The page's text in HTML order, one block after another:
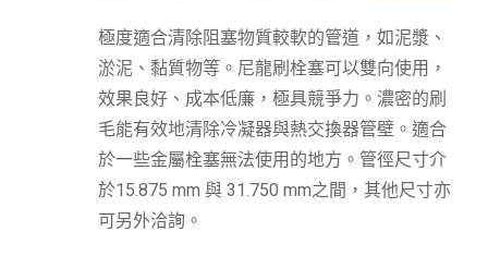
極度適合清除阻塞物質較軟的管道，如泥漿、
淤泥、黏質物等。尼龍刷栓塞可以雙向使用，
效果良好、成本低廉，極具競爭力。濃密的刷
毛能有效地清除冷凝器與熱交換器管壁。適合
於一些金屬栓塞無法使用的地方。管徑尺寸介
於15.875 mm 與 31.750 mm之間，其他尺寸亦
可另外洽詢。